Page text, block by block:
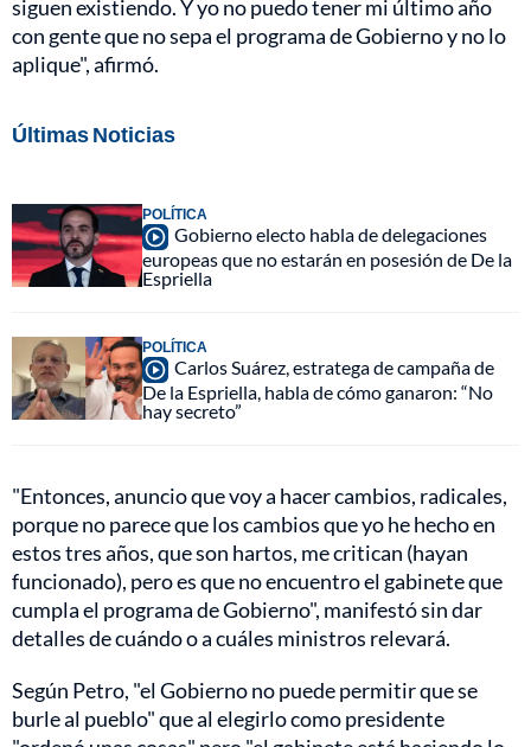
siguen existiendo. Y yo no puedo tener mi último año
con gente que no sepa el programa de Gobierno y no lo
aplique", afirmó.
Últimas Noticias
POLÍTICA
Gobierno electo habla de delegaciones
europeas que no estarán en posesión de De la
Espriella
POLÍTICA
Carlos Suárez, estratega de campaña de
De la Espriella, habla de cómo ganaron: “No
hay secreto”
"Entonces, anuncio que voy a hacer cambios, radicales,
porque no parece que los cambios que yo he hecho en
estos tres años, que son hartos, me critican (hayan
funcionado), pero es que no encuentro el gabinete que
cumpla el programa de Gobierno", manifestó sin dar
detalles de cuándo o a cuáles ministros relevará.
Según Petro, "el Gobierno no puede permitir que se
burle al pueblo" que al elegirlo como presidente